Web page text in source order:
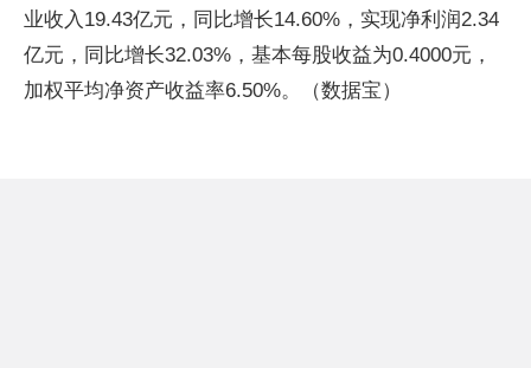
业收入19.43亿元，同比增长14.60%，实现净利润2.34
亿元，同比增长32.03%，基本每股收益为0.4000元，
加权平均净资产收益率6.50%。（数据宝）